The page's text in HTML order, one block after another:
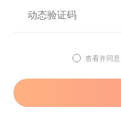
查看并同意